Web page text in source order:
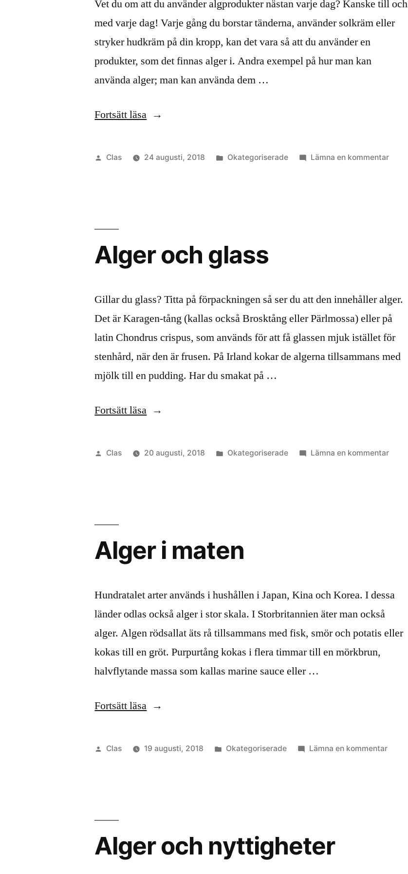
Vet du om att du använder algprodukter nästan varje dag? Kanske till och
med varje dag! Varje gång du borstar tänderna, använder solkräm eller
stryker hudkräm på din kropp, kan det vara så att du använder en
produkter, som det finnas alger i. Andra exempel på hur man kan
använda alger; man kan använda dem …
Fortsätt läsa”Algers
Publicerat
Clas 24 augusti, 2018
Publicerat
Okategoriserade Lämna en kommentartill
Alger och glass
Gillar du glass? Titta på förpackningen så ser du att den innehåller alger.
Det är Karagen-tång (kallas också Brosktång eller Pärlmossa) eller på
latin Chondrus crispus, som används för att få glassen mjuk istället för
stenhård, när den är frusen. På Irland kokar de algerna tillsammans med
mjölk till en pudding. Har du smakat på …
Fortsätt läsa”Alger
glass”
Publicerat
Clas 20 augusti, 2018
Publicerat
Okategoriserade Lämna en kommentartill
Alger i maten
Hundratalet arter används i hushållen i Japan, Kina och Korea. I dessa
länder odlas också alger i stor skala. I Storbritannien äter man också
alger. Algen rödsallat äts rå tillsammans med fisk, smör och potatis eller
kokas till en gröt. Purpurtång kokas i flera timmar till en mörkbrun,
halvflytande massa som kallas marine sauce eller …
Fortsätt läsa”Alger
maten”
Publicerat
Clas 19 augusti, 2018
Publicerat
Okategoriserade Lämna en kommentartill
Alger och nyttigheter